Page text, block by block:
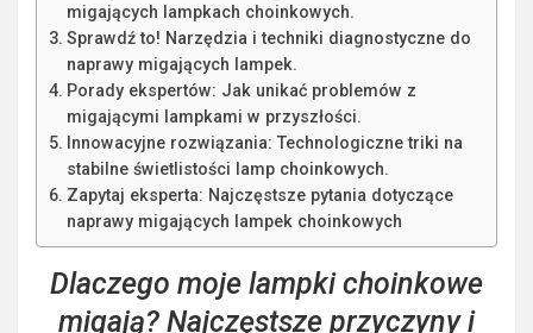
migających lampkach choinkowych.
Sprawdź to! Narzędzia i techniki diagnostyczne do
naprawy migających lampek.
Porady ekspertów: Jak unikać problemów z
migającymi lampkami w przyszłości.
Innowacyjne rozwiązania: Technologiczne triki na
stabilne świetlistości lamp choinkowych.
Zapytaj eksperta: Najczęstsze pytania dotyczące
naprawy migających lampek choinkowych
Dlaczego moje lampki choinkowe
migają? Najczęstsze przyczyny i